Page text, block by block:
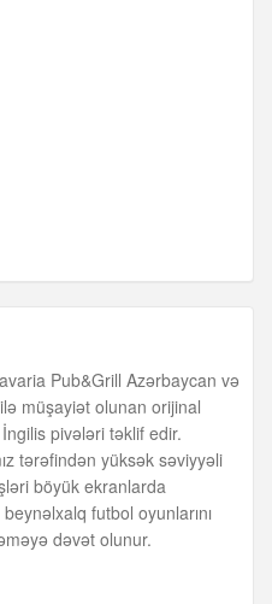
Pub&Grill Azərbaycan və
müşayiət olunan orijinal
pivələri təklif edir.
tərəfindən yüksək səviyyəli
böyük ekranlarda
futbol oyunlarını
dəvət olunur.